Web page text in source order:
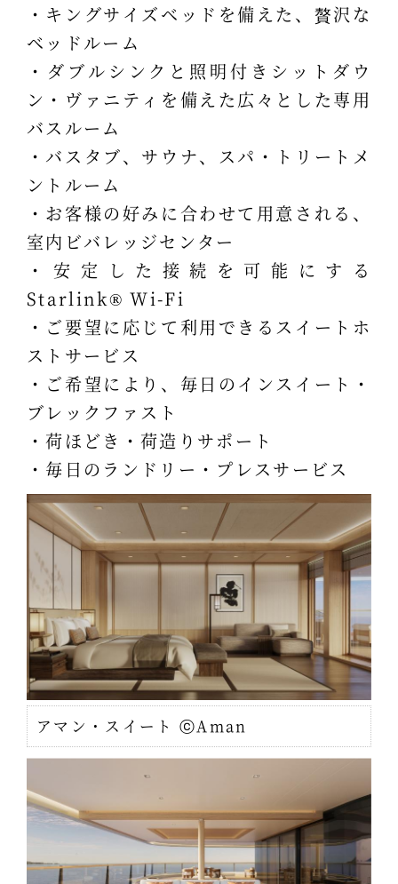
・キングサイズベッドを備えた、贅沢な
ベッドルーム
・ダブルシンクと照明付きシットダウ
ン・ヴァニティを備えた広々とした専用
バスルーム
・バスタブ、サウナ、スパ・トリートメ
ントルーム
・お客様の好みに合わせて用意される、
室内ビバレッジセンター
・安定した接続を可能にする
Starlink® Wi-Fi
・ご要望に応じて利用できるスイートホ
ストサービス
・ご希望により、毎日のインスイート・
ブレックファスト
・荷ほどき・荷造りサポート
・毎日のランドリー・プレスサービス
アマン・スイート ⓒAman